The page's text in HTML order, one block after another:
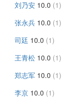
刘乃安 10.0 (1)
张永兵 10.0 (1)
司廷 10.0 (1)
王青松 10.0 (1)
郑志军 10.0 (1)
李京 10.0 (1)